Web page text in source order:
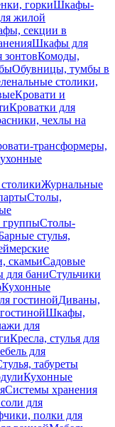
горкиШкафы-
жилой
секции в
Шкафы для
зонтовКомоды,
Обувницы, тумбы в
столики,
Кровати и
Кроватки для
чехлы на
трансформеры,
Журнальные
Столы,
группыСтолы-
стулья,
скамьиСадовые
для баниСтульчики
Кухонные
гостинойДиваны,
Шкафы,
для
Кресла, стулья для
для
табуреты
Кухонные
Системы хранения
для
полки для